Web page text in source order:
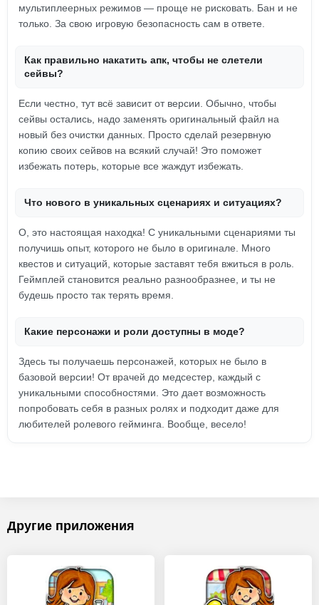
мультиплеерных режимов — проще не рисковать. Бан и не
только. За свою игровую безопасность сам в ответе.
Как правильно накатить апк, чтобы не слетели
сейвы?
Если честно, тут всё зависит от версии. Обычно, чтобы
сейвы остались, надо заменять оригинальный файл на
новый без очистки данных. Просто сделай резервную
копию своих сейвов на всякий случай! Это поможет
избежать потерь, которые все жаждут избежать.
Что нового в уникальных сценариях и ситуациях?
О, это настоящая находка! С уникальными сценариями ты
получишь опыт, которого не было в оригинале. Много
квестов и ситуаций, которые заставят тебя вжиться в роль.
Геймплей становится реально разнообразнее, и ты не
будешь просто так терять время.
Какие персонажи и роли доступны в моде?
Здесь ты получаешь персонажей, которых не было в
базовой версии! От врачей до медсестер, каждый с
уникальными способностями. Это дает возможность
попробовать себя в разных ролях и подходит даже для
любителей ролевого гейминга. Вообще, весело!
Другие приложения